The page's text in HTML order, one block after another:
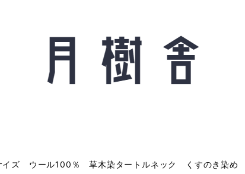
イズ ウール100％ 草木染タートルネック くすのき染め